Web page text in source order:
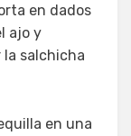
en dados
ajo y
la salchicha
en una